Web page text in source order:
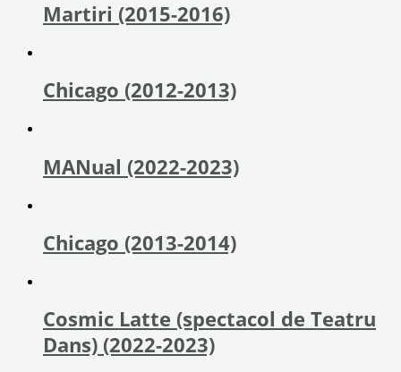
Martiri (2015-2016)
Chicago (2012-2013)
MANual (2022-2023)
Chicago (2013-2014)
Cosmic Latte (spectacol de Teatru
Dans) (2022-2023)